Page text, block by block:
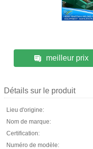
meilleur prix
Détails sur le produit
Lieu d'origine:
Nom de marque:
Certification:
Numéro de modèle: